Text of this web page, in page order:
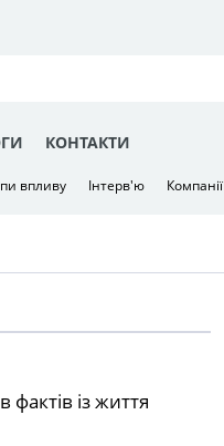
КОНТАКТИ
впливу Інтерв'ю Компанії
із життя